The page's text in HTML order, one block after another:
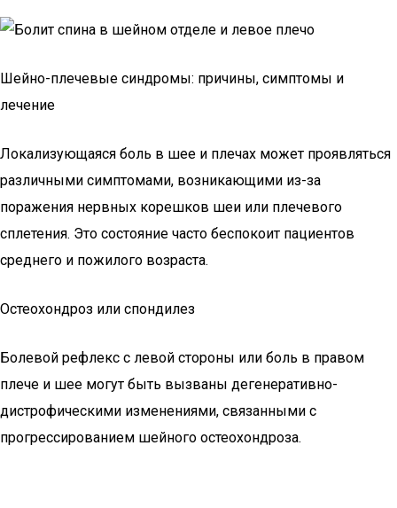
Шейно-плечевые синдромы: причины, симптомы и
лечение
Локализующаяся боль в шее и плечах может проявляться
различными симптомами, возникающими из-за
поражения нервных корешков шеи или плечевого
сплетения. Это состояние часто беспокоит пациентов
среднего и пожилого возраста.
Остеохондроз или спондилез
Болевой рефлекс с левой стороны или боль в правом
плече и шее могут быть вызваны дегенеративно-
дистрофическими изменениями, связанными с
прогрессированием шейного остеохондроза.